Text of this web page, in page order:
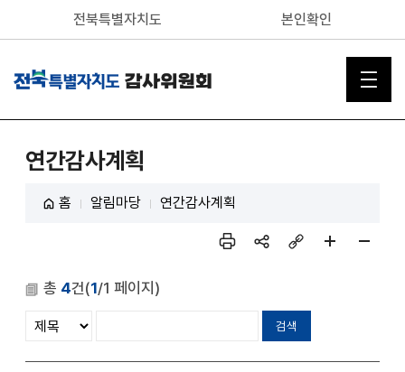
전북특별자치도 본인확인
연간감사계획
홈 알림마당 연간감사계획
총 4건(1/1 페이지)